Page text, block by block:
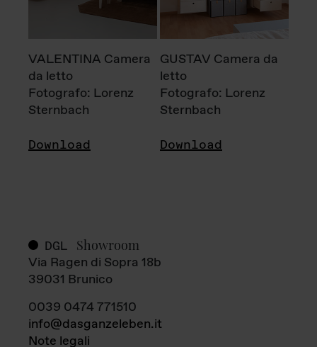
VALENTINA Camera
da letto
Fotografo: Lorenz
Sternbach
Download
GUSTAV Camera da
letto
Fotografo: Lorenz
Sternbach
Download
DGL Showroom
Via Ragen di Sopra 18b
39031 Brunico
0039 0474 771510
info@dasganzeleben.it
Note legali